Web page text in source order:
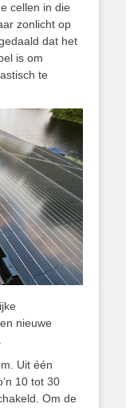
cellen in die
zonlicht op
dat het
is om
te
nieuwe
Uit één
10 tot 30
Om de